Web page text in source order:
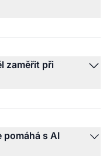
zaměřit při
pomáhá s AI